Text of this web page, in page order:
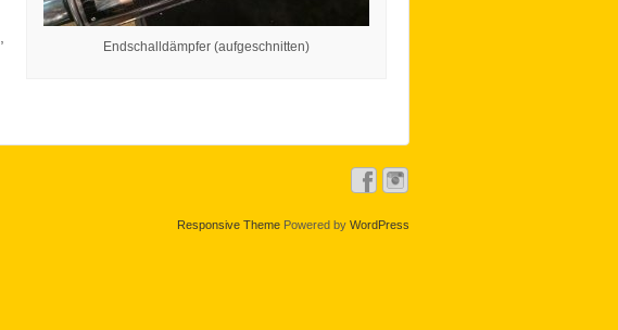
Endschalldämpfer (aufgeschnitten)
Responsive ThemePowered by WordPress